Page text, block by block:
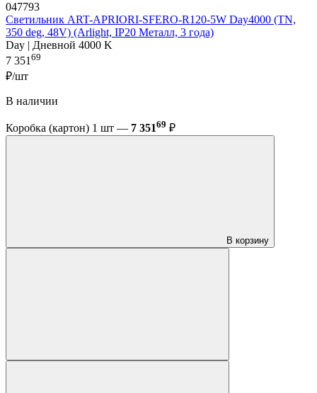
047793
Светильник ART-APRIORI-SFERO-R120-5W Day4000 (TN,
350 deg, 48V) (Arlight, IP20 Металл, 3 года)
Day | Дневной 4000 K
7 35169
₽/шт
В наличии
Коробка (картон) 1 шт — 7 35169 ₽
В корзину